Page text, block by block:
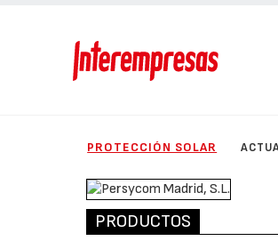
PROTECCIÓN SOLAR
PRODUCTOS